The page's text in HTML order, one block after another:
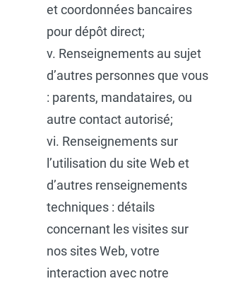
et coordonnées bancaires
pour dépôt direct;
v. Renseignements au sujet
d’autres personnes que vous
: parents, mandataires, ou
autre contact autorisé;
vi. Renseignements sur
l’utilisation du site Web et
d’autres renseignements
techniques : détails
concernant les visites sur
nos sites Web, votre
interaction avec notre